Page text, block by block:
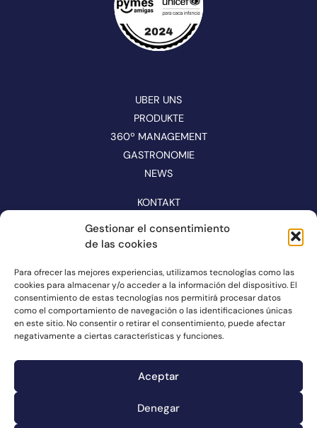
Gestionar el consentimiento
de las cookies
Para ofrecer las mejores experiencias, utilizamos tecnologías como las
cookies para almacenar y/o acceder a la información del dispositivo. El
consentimiento de estas tecnologías nos permitirá procesar datos
como el comportamiento de navegación o las identificaciones únicas
en este sitio. No consentir o retirar el consentimiento, puede afectar
negativamente a ciertas características y funciones.
Aceptar
Denegar
UBER UNS
PRODUKTE
360º MANAGEMENT
GASTRONOMIE
NEWS
KONTAKT
FOLGEN SIE UNS IN DEN SOZIALEN MEDIEN